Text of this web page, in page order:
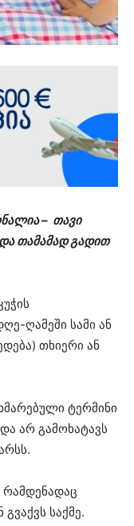
– თავი
თამამად გადით
ღამეში სამი ან
თხიერი ან
ტერმინი
არ გამოხატავს
საქმე.